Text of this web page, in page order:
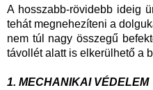
A hosszabb-rövidebb ideig
tehát megnehezíteni a
nem túl nagy összegű
távollét alatt is elkerülhető a
1. MECHANIKAI VÉDELEM